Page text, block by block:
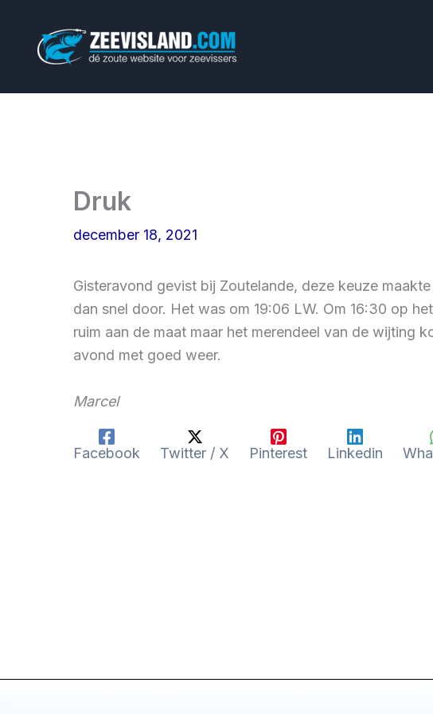
Druk
december 18, 2021
Gisteravond gevist bij Zoutelande, deze keuze
dan snel door. Het was om 19:06 LW. Om 16:30 op
ruim aan de maat maar het merendeel van de wijting
avond met goed weer.
Marcel
Facebook Twitter / X Pinterest Linkedin